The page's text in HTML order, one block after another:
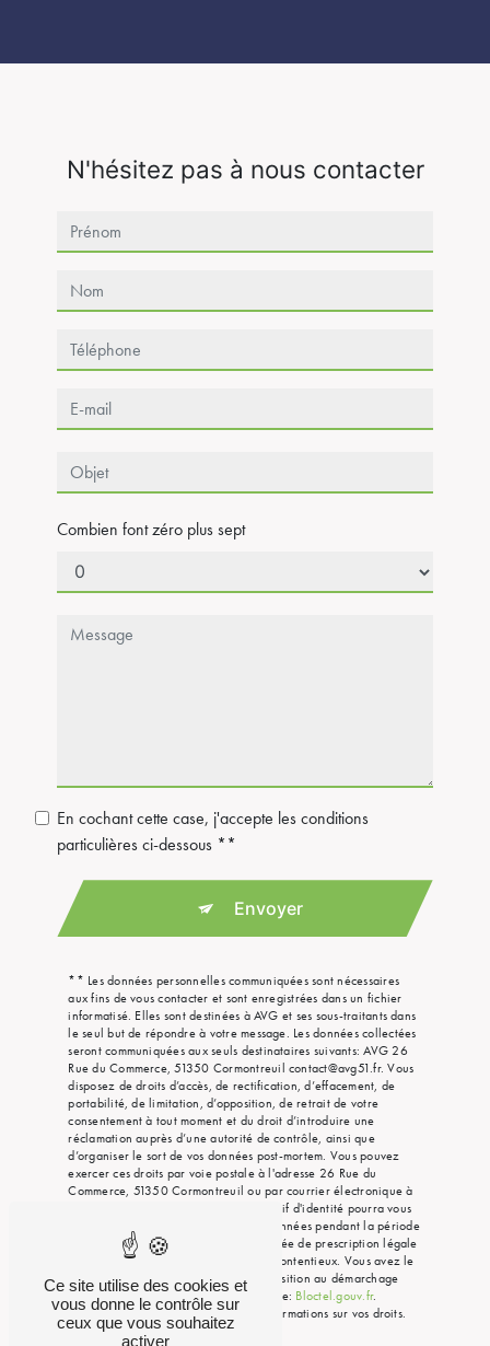
N'hésitez pas à nous contacter
Combien font zéro plus sept
En cochant cette case, j'accepte les conditions
particulières ci-dessous **
Envoyer
** Les données personnelles communiquées sont nécessaires
aux fins de vous contacter et sont enregistrées dans un fichier
informatisé. Elles sont destinées à AVG et ses sous-traitants dans
le seul but de répondre à votre message. Les données collectées
seront communiquées aux seuls destinataires suivants: AVG 26
Rue du Commerce, 51350 Cormontreuil contact@avg51.fr. Vous
disposez de droits d’accès, de rectification, d’effacement, de
portabilité, de limitation, d’opposition, de retrait de votre
consentement à tout moment et du droit d’introduire une
réclamation auprès d’une autorité de contrôle, ainsi que
d’organiser le sort de vos données post-mortem. Vous pouvez
exercer ces droits par voie postale à l'adresse 26 Rue du
Commerce, 51350 Cormontreuil ou par courrier électronique à
l'adresse contact@avg51.fr. Un justificatif d'identité pourra vous
être demandé. Nous conservons vos données pendant la période
de prise de contact puis pendant la durée de prescription légale
aux fins probatoires et de gestion des contentieux. Vous avez le
droit de vous inscrire sur la liste d'opposition au démarchage
téléphonique, disponible à cette adresse: Bloctel.gouv.fr.
Consultez le site cnil.fr pour plus d’informations sur vos droits.
Ce site utilise des cookies et
vous donne le contrôle sur
ceux que vous souhaitez
activer